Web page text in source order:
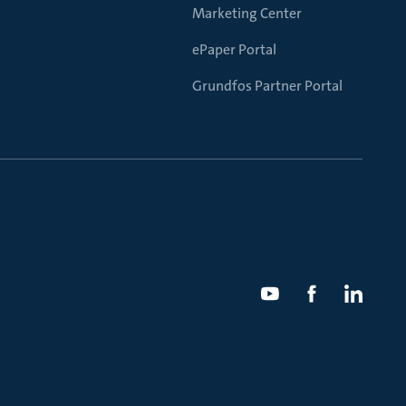
Marketing Center
ePaper Portal
Grundfos Partner Portal